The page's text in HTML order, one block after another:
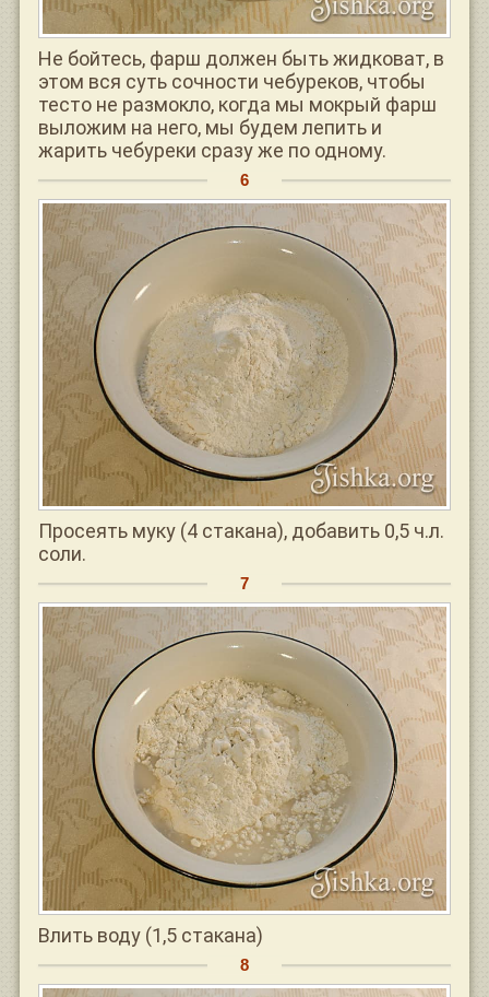
Не бойтесь, фарш должен быть жидковат, в
этом вся суть сочности чебуреков, чтобы
тесто не размокло, когда мы мокрый фарш
выложим на него, мы будем лепить и
жарить чебуреки сразу же по одному.
Просеять муку (4 стакана), добавить 0,5 ч.л.
соли.
Влить воду (1,5 стакана)